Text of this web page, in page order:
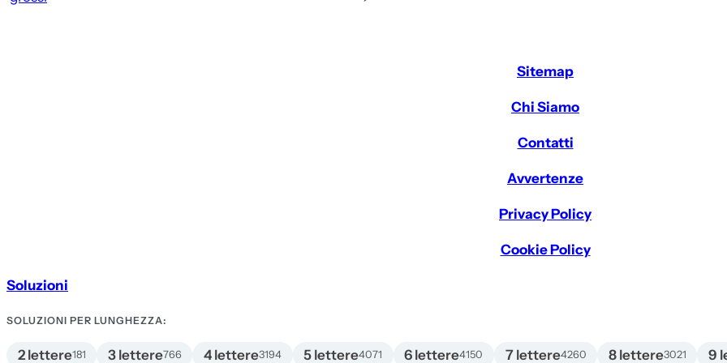
Sitemap
Chi Siamo
Contatti
Avvertenze
Privacy Policy
Cookie Policy
Soluzioni
SOLUZIONI PER LUNGHEZZA:
2 lettere181 3 lettere766 4 lettere3194 5 lettere4071 6 lettere4150 7 lettere4260 8 lettere3021 9